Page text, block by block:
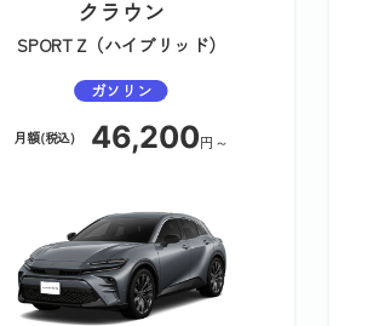
クラウン
SPORT Z（ハイブリッド）
ガソリン
月額(税込) 46,200円～